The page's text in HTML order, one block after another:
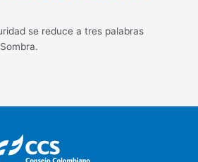
se reduce a tres palabras